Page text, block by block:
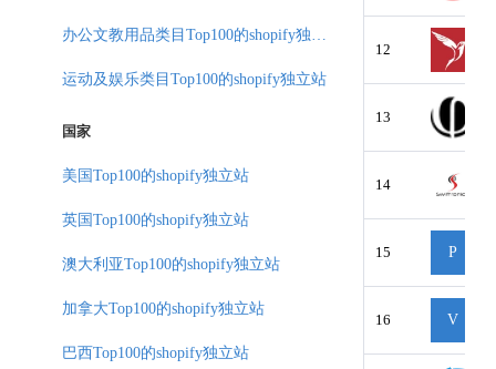
12
13
14
15 P
16 V
运动及娱乐类目Top100的shopify独立站
国家
美国Top100的shopify独立站
英国Top100的shopify独立站
澳大利亚Top100的shopify独立站
加拿大Top100的shopify独立站
巴西Top100的shopify独立站